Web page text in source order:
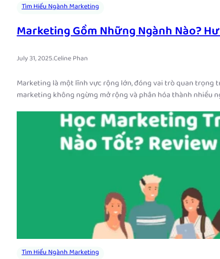
Tìm Hiểu Ngành Marketing
Marketing Gồm Những Ngành Nào?
July 31, 2025.Celine Phan
Marketing là một lĩnh vực rộng lớn, đóng vai trò quan trọng
marketing không ngừng mở rộng và phân hóa thành nhiều
Tìm Hiểu Ngành Marketing